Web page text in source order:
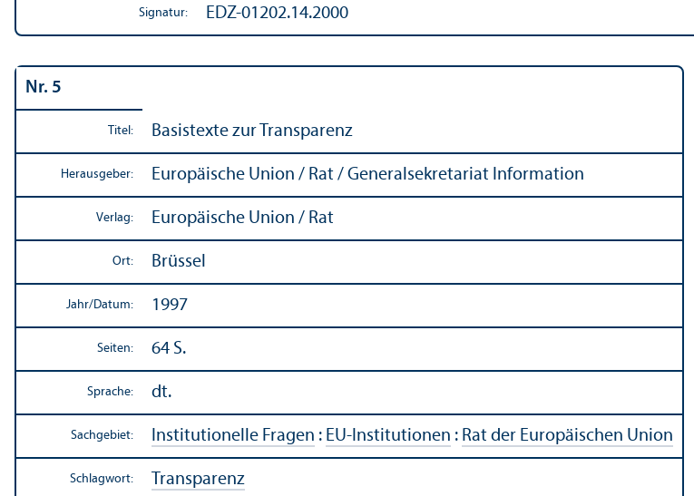
Signatur: EDZ-01202.14.2000
Nr. 5
Titel: Basistexte zur Trans­parenz
Herausgeber: Europäische Union / Rat / Generalsekretariat Information
Verlag: Europäische Union / Rat
Ort: Brüssel
Jahr/Datum: 1997
Seiten: 64 S.
Sprache: dt.
Sachgebiet: Institutionelle Fragen : EU-Institutionen : Rat der Europäischen Union
Schlagwort: Trans­parenz